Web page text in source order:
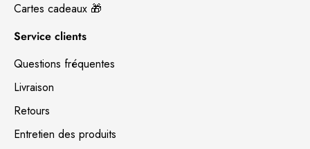
Cartes cadeaux 🎁
Service clients
Questions fréquentes
Livraison
Retours
Entretien des produits